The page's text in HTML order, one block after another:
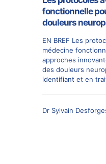
fonctionnelle
douleurs
EN BREF Les
médecine
approches
des douleurs
identifiant et en
Dr Sylvain